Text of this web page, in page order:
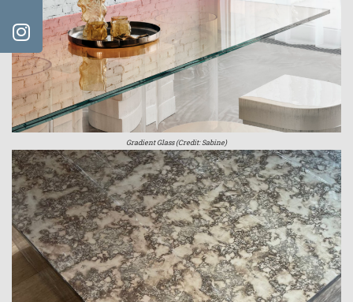
Gradient Glass (Credit: Sabine)